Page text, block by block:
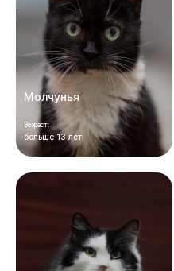
Молчунья
Возраст:
больше 13 лет